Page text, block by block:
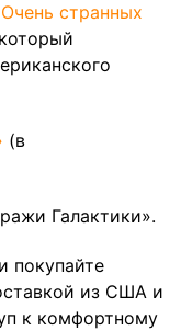
странных
(в
Галактики».
и покупайте
из США и
к комфортному